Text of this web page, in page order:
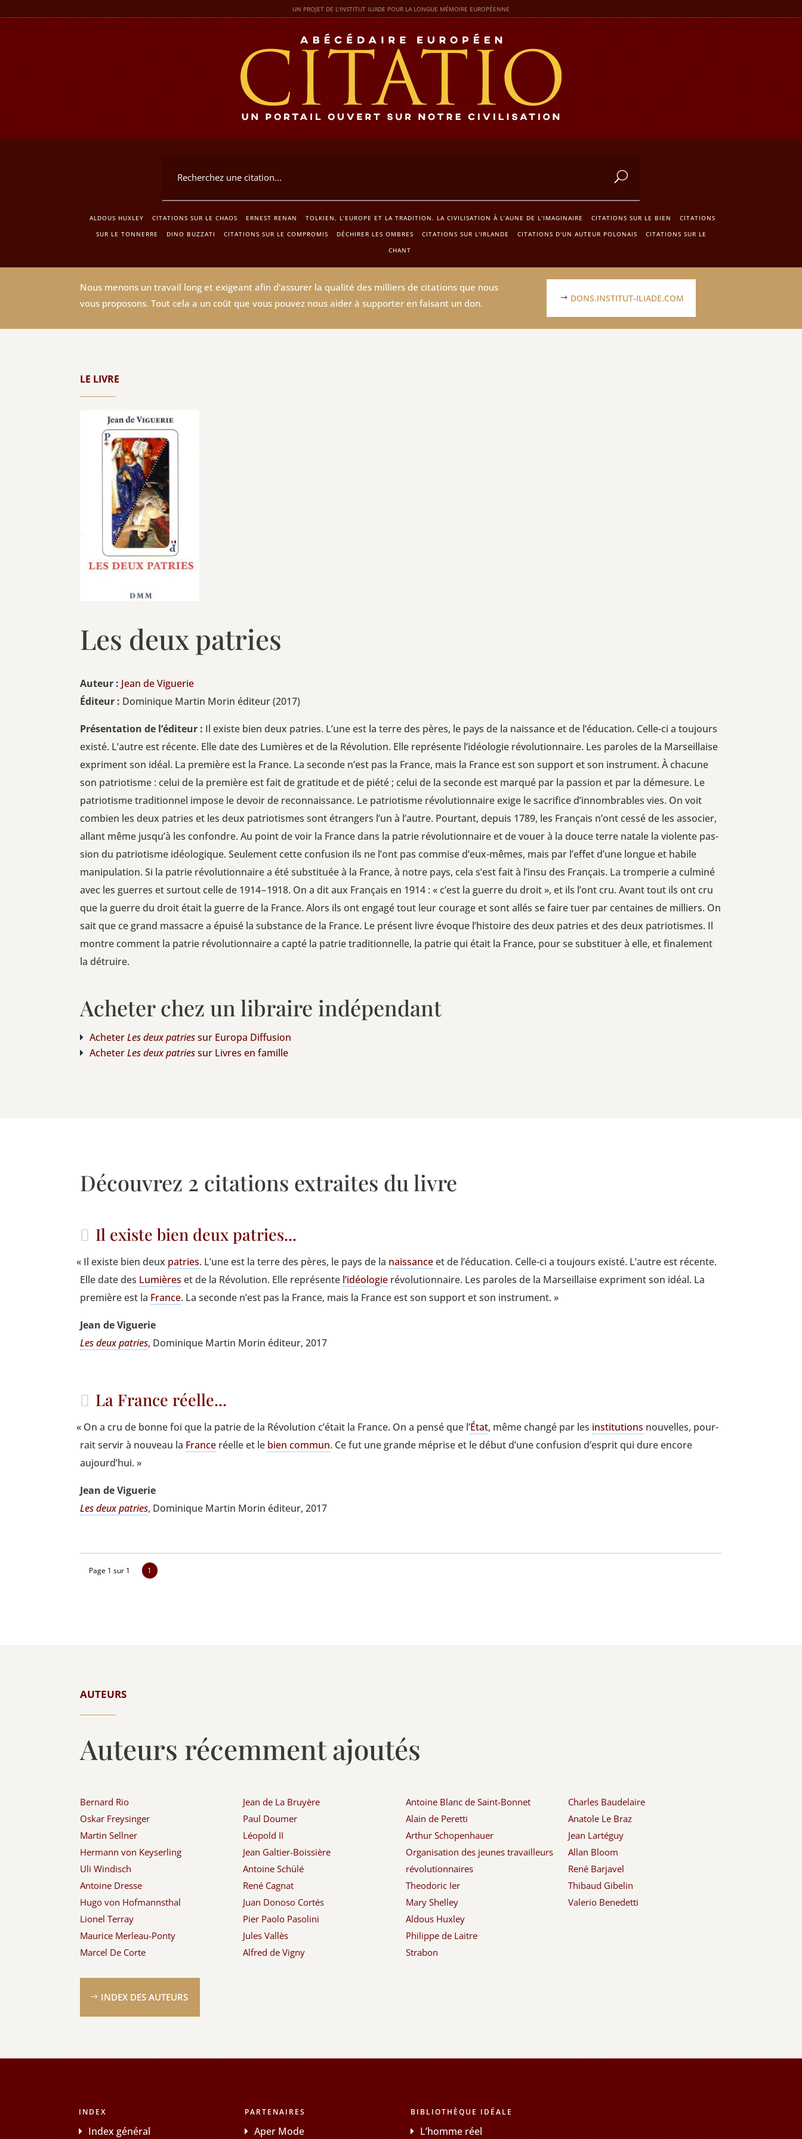
UN PROJET DE L'INSTITUT ILIADE POUR LA LONGUE MÉMOIRE EUROPÉENNE
ALDOUS HUXLEY CITATIONS SUR LE CHAOS ERNEST RENAN TOLKIEN‚ L’EUROPE ET LA TRADITION. LA CIVILISATION À L’AUNE DE L’IMAGINAIRE CITATIONS SUR LE BIEN
CITATIONS
SUR LE TONNERRE
DINO BUZZATI CITATIONS SUR LE COMPROMIS DÉCHIRER LES OMBRES CITATIONS SUR L'IRLANDE CITATIONS D'UN AUTEUR POLONAIS
CITATIONS SUR LE
CHANT
Nous menons un travail long et exigeant afin d'assurer la qualité des milliers de citations que nous
vous proposons. Tout cela a un coût que vous pouvez nous aider à supporter en faisant un don.
DONS.INSTITUT-ILIADE.COM
LE LIVRE
Les deux patries
Auteur : Jean de Viguerie
Édi­teur : Domi­nique Mar­tin Morin édi­teur (2017)
Pré­sen­ta­tion de l’é­di­teur : Il existe bien deux patries. L’une est la terre des pères, le pays de la nais­sance et de l’é­du­ca­tion. Celle-ci a tou­jours
exis­té. L’autre est récente. Elle date des Lumières et de la Révo­lu­tion. Elle repré­sente l’i­déo­lo­gie révo­lu­tion­naire. Les paroles de la Mar­seillaise
expriment son idéal. La pre­mière est la France. La seconde n’est pas la France, mais la France est son sup­port et son ins­tru­ment. À cha­cune
son patrio­tisme : celui de la pre­mière est fait de gra­ti­tude et de pié­té ; celui de la seconde est mar­qué par la pas­sion et par la déme­sure. Le
patrio­tisme tra­di­tion­nel impose le devoir de recon­nais­sance. Le patrio­tisme révo­lu­tion­naire exige le sacri­fice d’in­nom­brables vies. On voit
com­bien les deux patries et les deux patrio­tismes sont étran­gers l’un à l’autre. Pour­tant, depuis 1789, les Fran­çais n’ont ces­sé de les asso­cier,
allant même jus­qu’à les confondre. Au point de voir la France dans la patrie révo­lu­tion­naire et de vouer à la douce terre natale la vio­lente pas­
sion du patrio­tisme idéo­lo­gique. Seule­ment cette confu­sion ils ne l’ont pas com­mise d’eux-mêmes, mais par l’ef­fet d’une longue et habile
mani­pu­la­tion. Si la patrie révo­lu­tion­naire a été sub­sti­tuée à la France, à notre pays, cela s’est fait à l’in­su des Fran­çais. La trom­pe­rie a culmi­né
avec les guerres et sur­tout celle de 1914 – 1918. On a dit aux Fran­çais en 1914 : « c’est la guerre du droit », et ils l’ont cru. Avant tout ils ont cru
que la guerre du droit était la guerre de la France. Alors ils ont enga­gé tout leur cou­rage et sont allés se faire tuer par cen­taines de mil­liers. On
sait que ce grand mas­sacre a épui­sé la sub­stance de la France. Le pré­sent livre évoque l’his­toire des deux patries et des deux patrio­tismes. Il
montre com­ment la patrie révo­lu­tion­naire a cap­té la patrie tra­di­tion­nelle, la patrie qui était la France, pour se sub­sti­tuer à elle, et fina­le­ment
la détruire.
Acheter chez un libraire indépendant
Ache­terLes deux patriessur Euro­pa Diffusion
Ache­terLes deux patriessur Livres en famille
Découvrez 2 citations extraites du livre
Il existe bien deux patries...
« Il existe bien deux patries. L’une est la terre des pères, le pays de la nais­sanceet de l’éducation. Celle-ci a tou­jours exis­té. L’autre est récente.
Elle date des Lumières et de la Révo­lu­tion. Elle repré­sente l’idéologie révo­lu­tion­naire. Les paroles de la Mar­seillaise expriment son idéal. La
pre­mière est la France. La seconde n’est pas la France, mais la France est son sup­port et son instrument. »
Jean de Viguerie
Les deux patries, Domi­nique Mar­tin Morin édi­teur, 2017
La France réelle...
« On a cru de bonne foi que la patrie de la Révo­lu­tion c’était la France. On a pen­sé que l’État, même chan­gé par les ins­ti­tu­tions nou­velles, pour­
rait ser­vir à nou­veau la France réelle et le bien com­mun. Ce fut une grande méprise et le début d’une confu­sion d’esprit qui dure encore
aujourd’hui. »
Jean de Viguerie
Les deux patries, Domi­nique Mar­tin Morin édi­teur, 2017
Page 1 sur 1 1
AUTEURS
Auteurs récemment ajoutés
Bernard Rio
Oskar Freysinger
Martin Sellner
Hermann von Keyserling
Uli Windisch
Antoine Dresse
Hugo von Hofmannsthal
Lionel Terray
Maurice Merleau-Ponty
Marcel De Corte
Jean de La Bruyère
Paul Doumer
Léopold II
Jean Galtier-Boissière
Antoine Schülé
René Cagnat
Juan Donoso Cortés
Pier Paolo Pasolini
Jules Vallès
Alfred de Vigny
Antoine Blanc de Saint-Bonnet
Alain de Peretti
Arthur Schopenhauer
Organisation des jeunes travailleurs
révolutionnaires
Theodoric Ier
Mary Shelley
Aldous Huxley
Philippe de Laitre
Strabon
Charles Baudelaire
Anatole Le Braz
Jean Lartéguy
Allan Bloom
René Barjavel
Thibaud Gibelin
Valerio Benedetti
INDEX DES AUTEURS
INDEX
Index général
PARTENAIRES
Aper Mode
BIBLIOTHÈQUE IDÉALE
L’homme réel